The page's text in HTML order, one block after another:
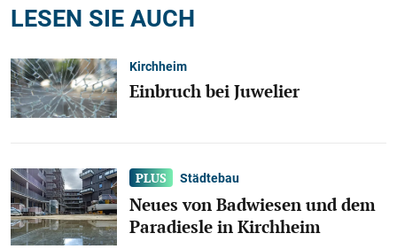
LESEN SIE AUCH
Kirchheim
Einbruch bei Juwelier
Städtebau
Neues von Badwiesen und dem
Paradiesle in Kirchheim